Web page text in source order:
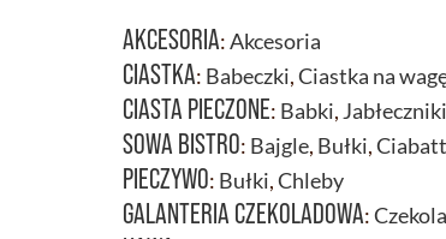
AKCESORIA:Akcesoria
CIASTKA: Babeczki,Ciastka na
CIASTA PIECZONE: Babki, Jabłeczniki
SOWA BISTRO: Bajgle, Bułki,
PIECZYWO: Bułki,Chleby
GALANTERIA CZEKOLADOWA: